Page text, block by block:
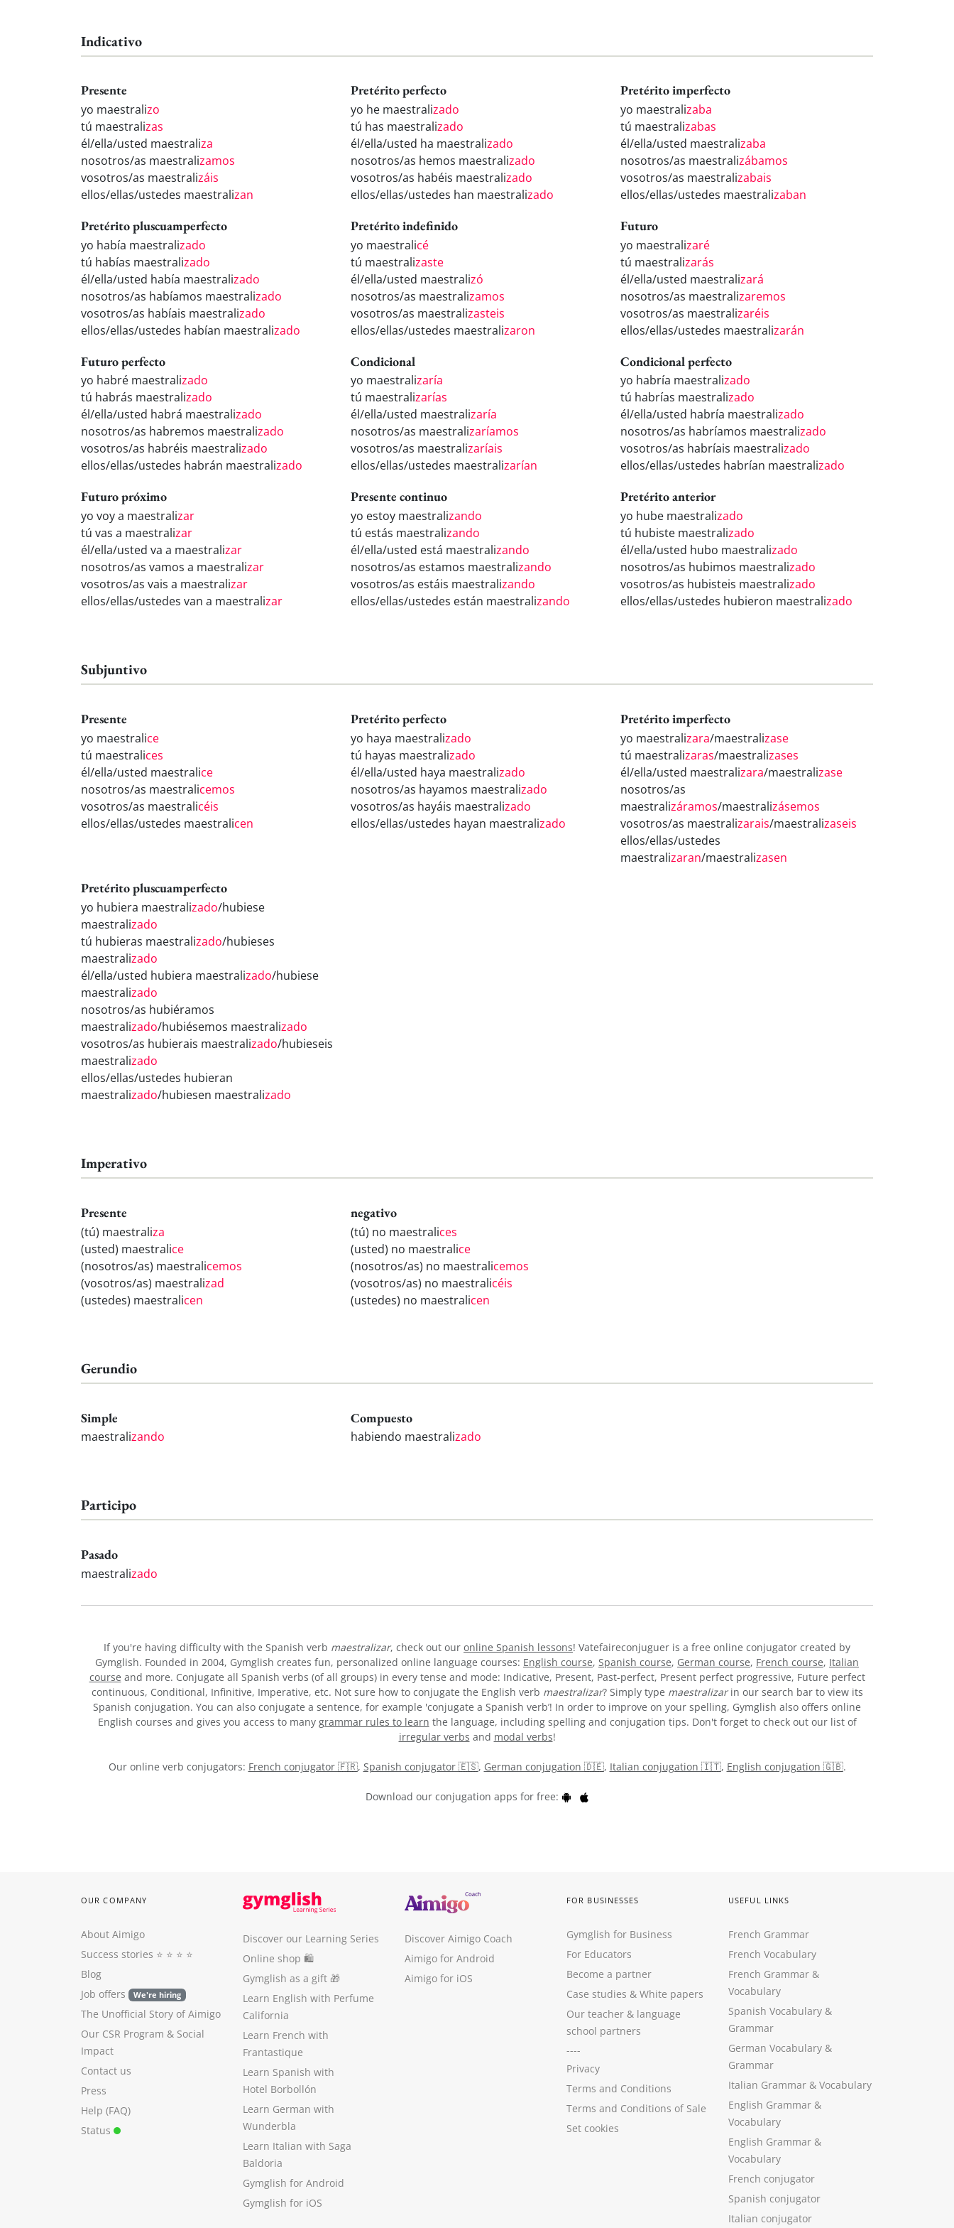
Indicativo
Presente
yo maestralizo
tú maestralizas
él/ella/usted maestraliza
nosotros/as maestralizamos
vosotros/as maestralizáis
ellos/ellas/ustedes maestralizan
Pretérito perfecto
yo he maestralizado
tú has maestralizado
él/ella/usted ha maestralizado
nosotros/as hemos maestralizado
vosotros/as habéis maestralizado
ellos/ellas/ustedes han maestralizado
Pretérito imperfecto
yo maestralizaba
tú maestralizabas
él/ella/usted maestralizaba
nosotros/as maestralizábamos
vosotros/as maestralizabais
ellos/ellas/ustedes maestralizaban
Pretérito pluscuamperfecto
yo había maestralizado
tú habías maestralizado
él/ella/usted había maestralizado
nosotros/as habíamos maestralizado
vosotros/as habíais maestralizado
ellos/ellas/ustedes habían maestralizado
Pretérito indefinido
yo maestralicé
tú maestralizaste
él/ella/usted maestralizó
nosotros/as maestralizamos
vosotros/as maestralizasteis
ellos/ellas/ustedes maestralizaron
Futuro
yo maestralizaré
tú maestralizarás
él/ella/usted maestralizará
nosotros/as maestralizaremos
vosotros/as maestralizaréis
ellos/ellas/ustedes maestralizarán
Futuro perfecto
yo habré maestralizado
tú habrás maestralizado
él/ella/usted habrá maestralizado
nosotros/as habremos maestralizado
vosotros/as habréis maestralizado
ellos/ellas/ustedes habrán maestralizado
Condicional
yo maestralizaría
tú maestralizarías
él/ella/usted maestralizaría
nosotros/as maestralizaríamos
vosotros/as maestralizaríais
ellos/ellas/ustedes maestralizarían
Condicional perfecto
yo habría maestralizado
tú habrías maestralizado
él/ella/usted habría maestralizado
nosotros/as habríamos maestralizado
vosotros/as habríais maestralizado
ellos/ellas/ustedes habrían maestralizado
Futuro próximo
yo voy a maestralizar
tú vas a maestralizar
él/ella/usted va a maestralizar
nosotros/as vamos a maestralizar
vosotros/as vais a maestralizar
ellos/ellas/ustedes van a maestralizar
Presente continuo
yo estoy maestralizando
tú estás maestralizando
él/ella/usted está maestralizando
nosotros/as estamos maestralizando
vosotros/as estáis maestralizando
ellos/ellas/ustedes están maestralizando
Pretérito anterior
yo hube maestralizado
tú hubiste maestralizado
él/ella/usted hubo maestralizado
nosotros/as hubimos maestralizado
vosotros/as hubisteis maestralizado
ellos/ellas/ustedes hubieron maestralizado
Subjuntivo
Presente
yo maestralice
tú maestralices
él/ella/usted maestralice
nosotros/as maestralicemos
vosotros/as maestralicéis
ellos/ellas/ustedes maestralicen
Pretérito perfecto
yo haya maestralizado
tú hayas maestralizado
él/ella/usted haya maestralizado
nosotros/as hayamos maestralizado
vosotros/as hayáis maestralizado
ellos/ellas/ustedes hayan maestralizado
Pretérito imperfecto
yo maestralizara/maestralizase
tú maestralizaras/maestralizases
él/ella/usted maestralizara/maestralizase
nosotros/as
maestralizáramos/maestralizásemos
vosotros/as maestralizarais/maestralizaseis
ellos/ellas/ustedes
maestralizaran/maestralizasen
Pretérito pluscuamperfecto
yo hubiera maestralizado/hubiese
maestralizado
tú hubieras maestralizado/hubieses
maestralizado
él/ella/usted hubiera maestralizado/hubiese
maestralizado
nosotros/as hubiéramos
maestralizado/hubiésemos maestralizado
vosotros/as hubierais maestralizado/hubieseis
maestralizado
ellos/ellas/ustedes hubieran
maestralizado/hubiesen maestralizado
Imperativo
Presente
(tú) maestraliza
(usted) maestralice
(nosotros/as) maestralicemos
(vosotros/as) maestralizad
(ustedes) maestralicen
negativo
(tú) no maestralices
(usted) no maestralice
(nosotros/as) no maestralicemos
(vosotros/as) no maestralicéis
(ustedes) no maestralicen
Gerundio
Simple
maestralizando
Compuesto
habiendo maestralizado
Participo
Pasado
maestralizado
If you're having difficulty with the Spanish verb maestralizar, check out our online Spanish lessons! Vatefaireconjuguer is a free online conjugator created by
Gymglish. Founded in 2004, Gymglish creates fun, personalized online language courses: English course, Spanish course, German course, French course, Italian
course and more. Conjugate all Spanish verbs (of all groups) in every tense and mode: Indicative, Present, Past-perfect, Present perfect progressive, Future perfect
continuous, Conditional, Infinitive, Imperative, etc. Not sure how to conjugate the English verb maestralizar? Simply type maestralizarin our search bar to view its
Spanish conjugation. You can also conjugate a sentence, for example 'conjugate a Spanish verb’! In order to improve on your spelling, Gymglish also offers online
English courses and gives you access to many grammar rules to learn the language, including spelling and conjugation tips. Don't forget to check out our list of
irregular verbs and modal verbs!
Our online verb conjugators: French conjugator 🇫🇷, Spanish conjugator 🇪🇸, German conjugation 🇩🇪, Italian conjugation 🇮🇹, English conjugation 🇬🇧.
Download our conjugation apps for free:
OUR COMPANY
About Aimigo
Success stories ⭐️ ⭐️ ⭐️ ⭐️
Blog
Job offers
We're hiring
The Unofficial Story of Aimigo
Our CSR Program & Social
Impact
Contact us
Press
Help (FAQ)
Status
Discover our Learning Series
Online shop 🛍
Gymglish as a gift 🎁
Learn English with Perfume
California
Learn French with
Frantastique
Learn Spanish with
Hotel Borbollón
Learn German with
Wunderbla
Learn Italian with Saga
Baldoria
Gymglish for Android
Gymglish for iOS
Discover Aimigo Coach
Aimigo for Android
Aimigo for iOS
FOR BUSINESSES
Gymglish for Business
For Educators
Become a partner
Case studies & White papers
Our teacher & language
school partners
----
Privacy
Terms and Conditions
Terms and Conditions of Sale
Set cookies
USEFUL LINKS
French Grammar
French Vocabulary
French Grammar &
Vocabulary
Spanish Vocabulary &
Grammar
German Vocabulary &
Grammar
Italian Grammar & Vocabulary
English Grammar &
Vocabulary
English Grammar &
Vocabulary
French conjugator
Spanish conjugator
Italian conjugator